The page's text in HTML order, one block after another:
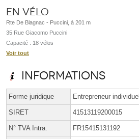
En vélo
Rte De Blagnac - Puccini, à 201 m
35 Rue Giacomo Puccini
Capacité : 18 vélos
Voir tout
Informations
Forme juridique Entrepreneur individuel
SIRET 41513119200015
N° TVA Intra. FR15415131192